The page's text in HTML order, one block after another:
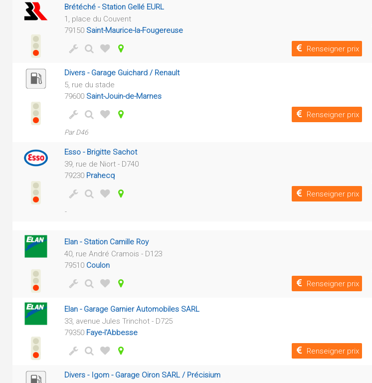
Brétéché - Station Gellé EURL
1, place du Couvent
79150 Saint-Maurice-la-Fougereuse
Renseigner prix
Divers - Garage Guichard / Renault
5, rue du stade
79600 Saint-Jouin-de-Marnes
Renseigner prix
Par D46
Esso - Brigitte Sachot
39, rue de Niort - D740
79230 Prahecq
Renseigner prix
-
Elan - Station Camille Roy
40, rue André Cramois - D123
79510 Coulon
Renseigner prix
Elan - Garage Garnier Automobiles SARL
33, avenue Jules Trinchot - D725
79350 Faye-l'Abbesse
Renseigner prix
Divers - Igom - Garage Oiron SARL / Précisium